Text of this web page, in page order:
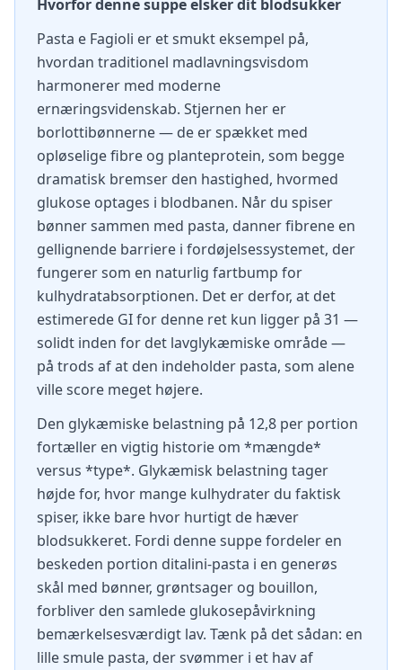
Hvorfor denne suppe elsker dit blodsukker
Pasta e Fagioli er et smukt eksempel på,
hvordan traditionel madlavningsvisdom
harmonerer med moderne
ernæringsvidenskab. Stjernen her er
borlottibønnerne — de er spækket med
opløselige fibre og planteprotein, som begge
dramatisk bremser den hastighed, hvormed
glukose optages i blodbanen. Når du spiser
bønner sammen med pasta, danner fibrene en
gellignende barriere i fordøjelsessystemet, der
fungerer som en naturlig fartbump for
kulhydratabsorptionen. Det er derfor, at det
estimerede GI for denne ret kun ligger på 31 —
solidt inden for det lavglykæmiske område —
på trods af at den indeholder pasta, som alene
ville score meget højere.
Den glykæmiske belastning på 12,8 per portion
fortæller en vigtig historie om *mængde*
versus *type*. Glykæmisk belastning tager
højde for, hvor mange kulhydrater du faktisk
spiser, ikke bare hvor hurtigt de hæver
blodsukkeret. Fordi denne suppe fordeler en
beskeden portion ditalini-pasta i en generøs
skål med bønner, grøntsager og bouillon,
forbliver den samlede glukosepåvirkning
bemærkelsesværdigt lav. Tænk på det sådan: en
lille smule pasta, der svømmer i et hav af